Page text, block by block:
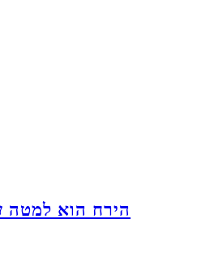
הירח הוא למטה